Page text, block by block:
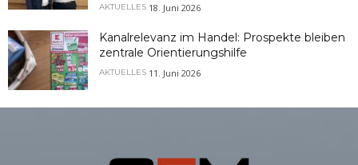
AKTUELLES 18. Juni 2026
Kanalrelevanz im Handel: Prospekte bleiben
zentrale Orientierungshilfe
AKTUELLES 11. Juni 2026